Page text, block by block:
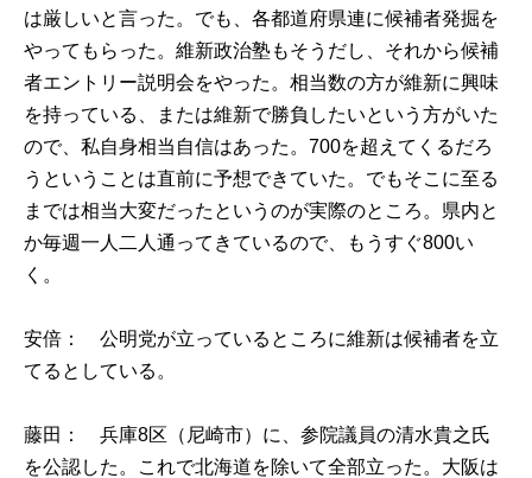
は厳しいと言った。でも、各都道府県連に候補者発掘を
やってもらった。維新政治塾もそうだし、それから候補
者エントリー説明会をやった。相当数の方が維新に興味
を持っている、または維新で勝負したいという方がいた
ので、私自身相当自信はあった。700を超えてくるだろ
うということは直前に予想できていた。でもそこに至る
までは相当大変だったというのが実際のところ。県内と
か毎週一人二人通ってきているので、もうすぐ800い
く。
安倍： 公明党が立っているところに維新は候補者を立
てるとしている。
藤田： 兵庫8区（尼崎市）に、参院議員の清水貴之氏
を公認した。これで北海道を除いて全部立った。大阪は